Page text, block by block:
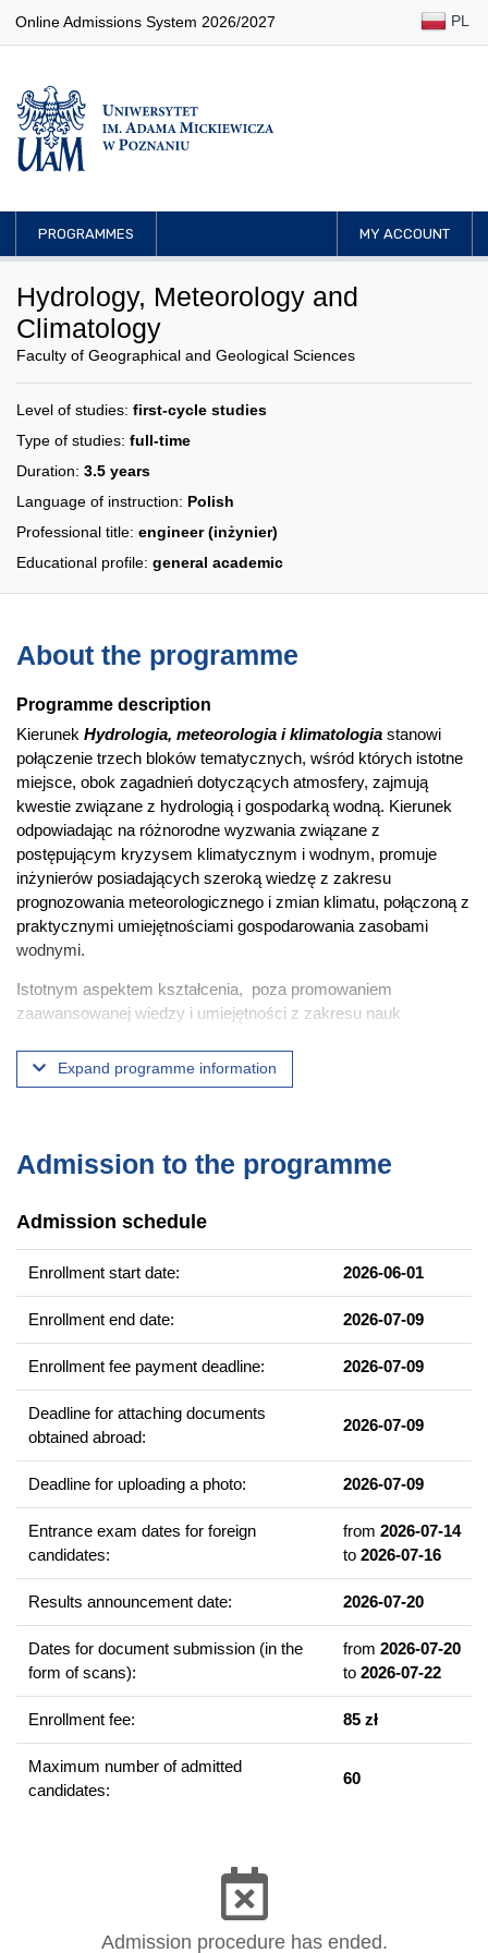
Online Admissions System 2026/2027 PL
PROGRAMMES MY ACCOUNT
Hydrology, Meteorology and
Climatology
Faculty of Geographical and Geological Sciences
Level of studies: first-cycle studies
Type of studies: full-time
Duration: 3.5 years
Language of instruction: Polish
Professional title: engineer (inżynier)
Educational profile: general academic
About the programme
Programme description
Kierunek Hydrologia, meteorologia i klimatologia stanowi
połączenie trzech bloków tematycznych, wśród których istotne
miejsce, obok zagadnień dotyczących atmosfery, zajmują
kwestie związane z hydrologią i gospodarką wodną. Kierunek
odpowiadając na różnorodne wyzwania związane z
postępującym kryzysem klimatycznym i wodnym, promuje
inżynierów posiadających szeroką wiedzę z zakresu
prognozowania meteorologicznego i zmian klimatu, połączoną z
praktycznymi umiejętnościami gospodarowania zasobami
wodnymi.
Istotnym aspektem kształcenia, poza promowaniem
zaawansowanej wiedzy i umiejętności z zakresu nauk
zakresie procedur zarządzania kryzysowego. Połączenie
zaawansowanej wiedzy i umiejętności z zakresu nauk
odpowiednich działań profilaktycznych, organizacyjnych oraz
ratowniczych w atmosferyczno-hydrologicznych stanach
kierunek studiów w Polsce.
Meteorologia i klimatologia
Hydrologia i oceanografia
GIS w naukach o atmosferze i hydrosferze
Programowanie w meteorologii i hydrologii
Gospodarka Wodna
Drony w meteorologii i hydrologii
Zarządzanie ryzykiem powodziowym i ryzykiem suszy
Graduate competencies
Interdyscyplinarna wiedza z zakresu nauk matematyczno-
zaawansowanym podstaw teoretycznych oraz
mechanizmów matematycznego modelowania procesów
narzędzi, metod i technik pozyskiwania, opracowywania i
interpretacji danych meteorologicznych i hydrologicznych
niezbędnych w zarządzaniu kryzysowym.
Expand programme information
Admission to the programme
Admission schedule
Enrollment start date: 2026-06-01
Enrollment end date: 2026-07-09
Enrollment fee payment deadline: 2026-07-09
Deadline for attaching documents
obtained abroad:
2026-07-09
Deadline for uploading a photo: 2026-07-09
Entrance exam dates for foreign
candidates:
from 2026-07-14
to 2026-07-16
Results announcement date: 2026-07-20
Dates for document submission (in the
form of scans):
from 2026-07-20
to 2026-07-22
Enrollment fee: 85 zł
Maximum number of admitted
candidates:
60
Admission procedure has ended.